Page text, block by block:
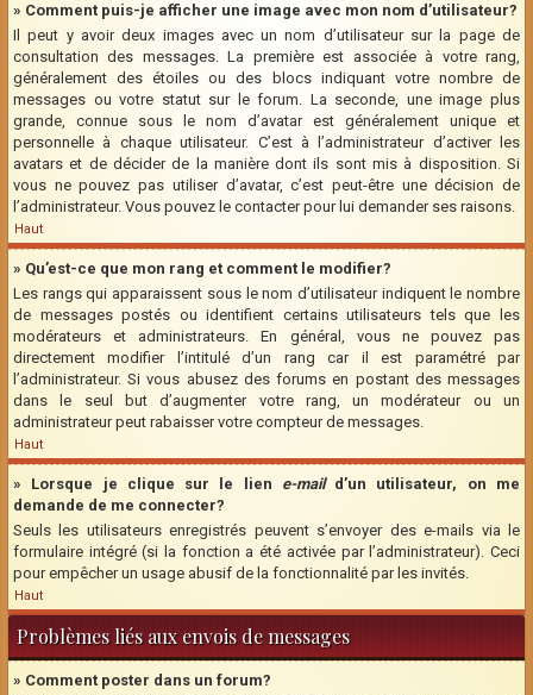
» Comment puis-je afficher une image avec mon nom d’utilisateur?
Il peut y avoir deux images avec un nom d’utilisateur sur la page de
consultation des messages. La première est associée à votre rang,
généralement des étoiles ou des blocs indiquant votre nombre de
messages ou votre statut sur le forum. La seconde, une image plus
grande, connue sous le nom d’avatar est généralement unique et
personnelle à chaque utilisateur. C’est à l’administrateur d’activer les
avatars et de décider de la manière dont ils sont mis à disposition. Si
vous ne pouvez pas utiliser d’avatar, c’est peut-être une décision de
l’administrateur. Vous pouvez le contacter pour lui demander ses raisons.
Haut
» Qu’est-ce que mon rang et comment le modifier?
Les rangs qui apparaissent sous le nom d’utilisateur indiquent le nombre
de messages postés ou identifient certains utilisateurs tels que les
modérateurs et administrateurs. En général, vous ne pouvez pas
directement modifier l’intitulé d’un rang car il est paramétré par
l’administrateur. Si vous abusez des forums en postant des messages
dans le seul but d’augmenter votre rang, un modérateur ou un
administrateur peut rabaisser votre compteur de messages.
Haut
» Lorsque je clique sur le lien e-maild’un utilisateur, on me
demande de me connecter?
Seuls les utilisateurs enregistrés peuvent s’envoyer des e-mails via le
formulaire intégré (si la fonction a été activée par l’administrateur). Ceci
pour empêcher un usage abusif de la fonctionnalité par les invités.
Haut
Problèmes liés aux envois de messages
» Comment poster dans un forum?